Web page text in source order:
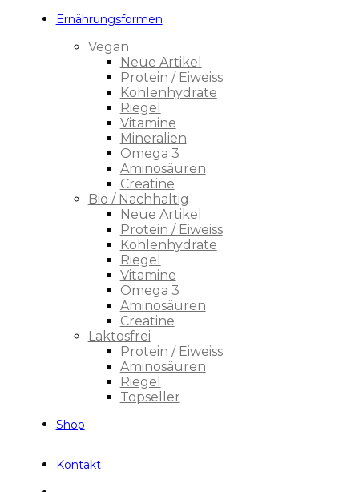
Ernährungsformen
Vegan
Neue Artikel
Protein / Eiweiss
Kohlenhydrate
Riegel
Vitamine
Mineralien
Omega 3
Aminosäuren
Creatine
Bio / Nachhaltig
Neue Artikel
Protein / Eiweiss
Kohlenhydrate
Riegel
Vitamine
Omega 3
Aminosäuren
Creatine
Laktosfrei
Protein / Eiweiss
Aminosäuren
Riegel
Topseller
Shop
Kontakt